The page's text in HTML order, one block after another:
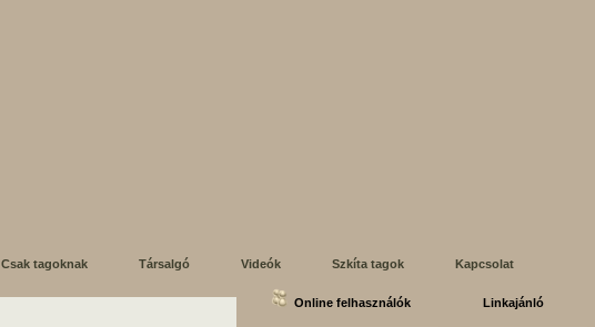
Csak tagoknak Társalgó Videók Szkíta tagok Kapcsolat
Online felhasználók Linkajánló